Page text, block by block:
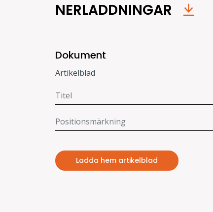
NERLADDNINGAR
Dokument
Artikelblad
Ladda hem artikelblad